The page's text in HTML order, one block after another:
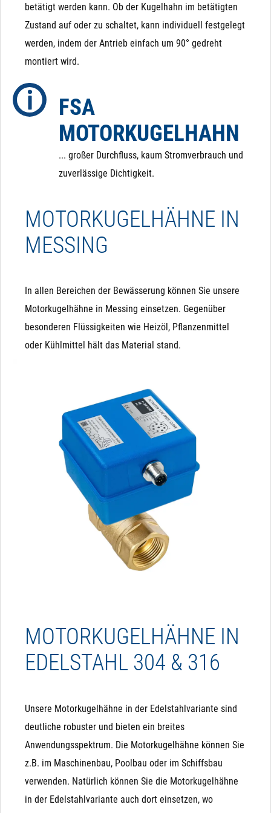
geöffnet (bzw. durch die Feder, die der Magnetkraft
entgegen wirkt). Das bedeutet, dass ein Magnetventil
von Hand (bei Stromausfall) nicht betätigt werden
geschlossenes) Magnetventil auf ein NO (stromlos
offenes) Magnetventil umzubauen, da die integrierte
Feder in eine andere Richtung wirkt.
Pro Kugelhahn
Sehr geringer Stromverbrauch: ca. 3-5 Watt, jeweils nur
10 Sekunden pro Schaltvorgang
Großer Durchfluss: Es steht die komplette Bohrung zur
3-Wege Variante verfügbar: Für Umschaltvorgänge
Manuelle (Not)Betätigung: Man kann den Kopf von
AUSSCHLUSSKRITERIEN FÜR
Schnelles Schalten: Der Kugelhahn benötigt zum
Schalten ca. 10-15 Sekunden, bis er vollständig offen
bzw. vollständig geschlossen ist.
Sicherheit bei Stromausfall: Ein Nachteil der
Kugelhähne ist, dass sie zum Schalten stets eine
betätigt werden kann. Ob der Kugelhahn im betätigten
Zustand auf oder zu schaltet, kann individuell festgelegt
werden, indem der Antrieb einfach um 90° gedreht
montiert wird.
FSA
MOTORKUGELHAHN
... großer Durchfluss, kaum Stromverbrauch und
zuverlässige Dichtigkeit.
MOTORKUGELHÄHNE IN
MESSING
In allen Bereichen der Bewässerung können Sie unsere
Motorkugelhähne in Messing einsetzen. Gegenüber
besonderen Flüssigkeiten wie Heizöl, Pflanzenmittel
oder Kühlmittel hält das Material stand.
MOTORKUGELHÄHNE IN
EDELSTAHL 304 & 316
Unsere Motorkugelhähne in der Edelstahlvariante sind
deutliche robuster und bieten ein breites
Anwendungsspektrum. Die Motorkugelhähne können Sie
z.B. im Maschinenbau, Poolbau oder im Schiffsbau
verwenden. Natürlich können Sie die Motorkugelhähne
in der Edelstahlvariante auch dort einsetzen, wo